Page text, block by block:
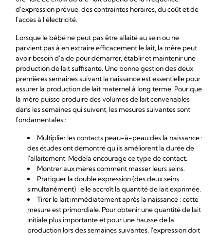
d'expression prévue, des contraintes horaires, du coût et de
l'accès à l'électricité.
Lorsque le bébé ne peut pas être allaité au sein ou ne
parvient pas à en extraire efficacement le lait, la mère peut
avoir besoin d'aide pour démarrer, établir et maintenir une
production de lait suffisante. Une bonne gestion des deux
premières semaines suivant la naissance est essentielle pour
assurer la production de lait maternel à long terme. Pour que
la mère puisse produire des volumes de lait convenables
dans les semaines qui suivent, les mesures suivantes sont
fondamentales :
Multiplier les contacts peau-à-peau dès la naissance :
des études ont démontré qu'ils améliorent la durée de
l'allaitement. Medela encourage ce type de contact.
Montrer aux mères comment masser leurs seins.
Pratiquer la double expression (des deux seins
simultanément) : elle accroît la quantité de lait exprimée.
Tirer le lait immédiatement après la naissance : cette
mesure est primordiale. Pour obtenir une quantité de lait
initiale plus importante et pour une hausse de la
production lors des semaines suivantes, l'expression doit